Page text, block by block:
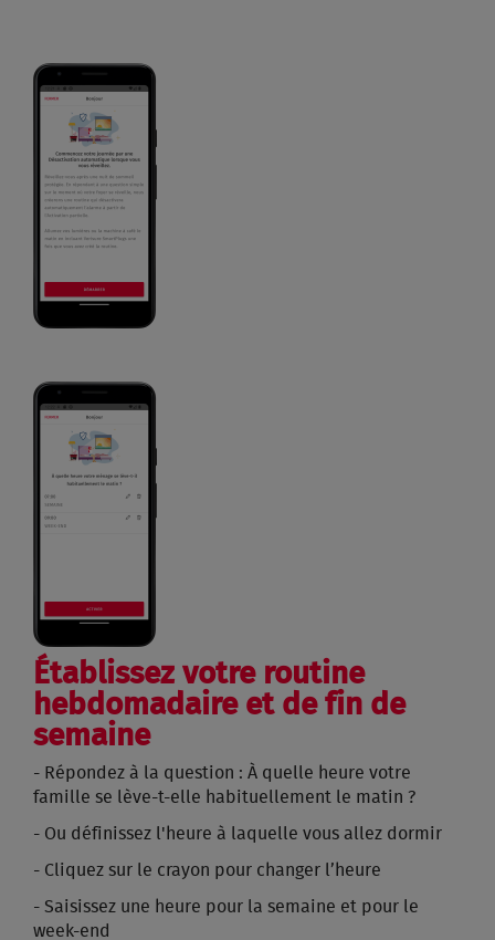
Établissez votre routine
hebdomadaire et de fin de
semaine
- Répondez à la question : À quelle heure votre
famille se lève-t-elle habituellement le matin ?
- Ou définissez l'heure à laquelle vous allez dormir
- Cliquez sur le crayon pour changer l’heure
- Saisissez une heure pour la semaine et pour le
week-end